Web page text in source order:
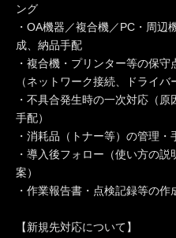
ング
・OA機器／複合機／PC・周
成、納品手配
・複合機・プリンター等の保
（ネットワーク接続、ドライバ
・不具合発生時の一次対応（
手配）
・消耗品（トナー等）の管理・
・導入後フォロー（使い方の
案）
・作業報告書・点検記録等の作
【新規先対応について】